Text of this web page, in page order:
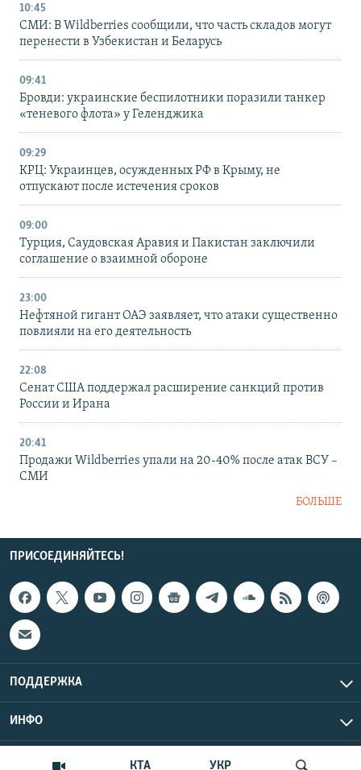
КТА УКР
10:45
СМИ: В Wildberries сообщили, что часть складов могут
перенести в Узбекистан и Беларусь
09:41
Бровди: украинские беспилотники поразили танкер
«теневого флота» у Геленджика
09:29
КРЦ: Украинцев, осужденных РФ в Крыму, не
отпускают после истечения сроков
09:00
Турция, Саудовская Аравия и Пакистан заключили
соглашение о взаимной обороне
23:00
Нефтяной гигант ОАЭ заявляет, что атаки существенно
повлияли на его деятельность
22:08
Сенат США поддержал расширение санкций против
России и Ирана
20:41
Продажи Wildberries упали на 20-40% после атак ВСУ –
СМИ
БОЛЬШЕ
ПРИСОЕДИНЯЙТЕСЬ!
ПОДДЕРЖКА
ИНФО
Copyright Крым.Реалии, 2026 | Все права защищены.
UTC+3